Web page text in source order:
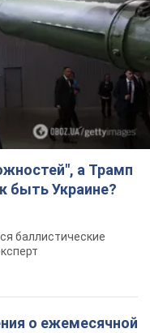
а Трамп
быть Украине?
баллистические
о ежемесячной